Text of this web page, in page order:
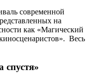
современной
на
как «Магический
Весь
спустя»